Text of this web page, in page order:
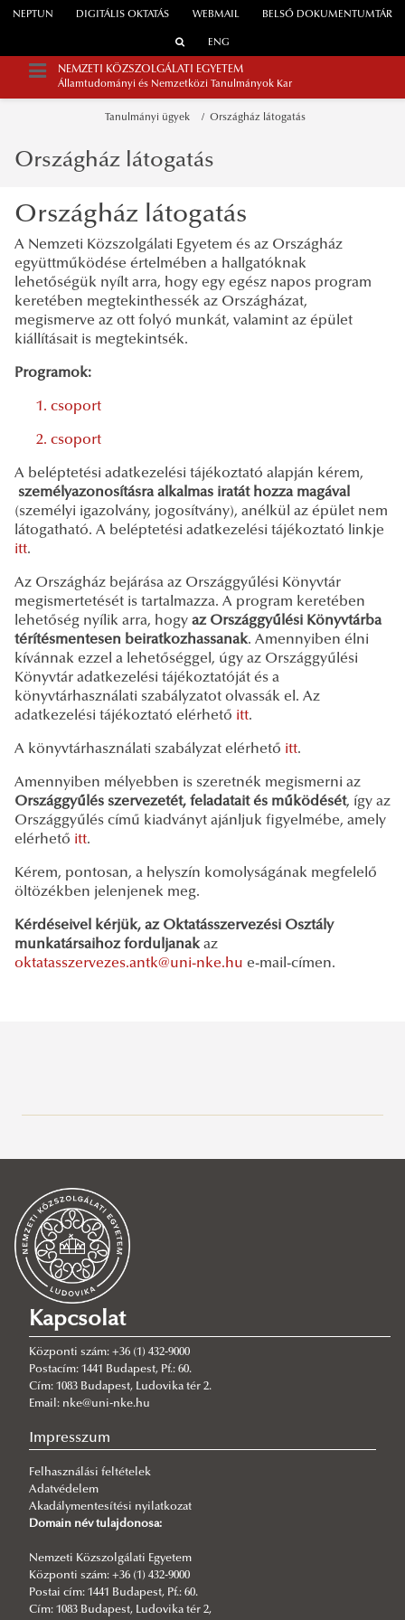
WEBMAIL
NEPTUN DIGITÁLIS OKTATÁS BELSŐ DOKUMENTUMTÁR
ENG
NEMZETI KÖZSZOLGÁLATI EGYETEM
Államtudományi és Nemzetközi Tanulmányok Kar
Tanulmányi ügyek Országház látogatás
INFORMÁCIÓK GÓLYÁKNAK
Tanulmányi Osztály
Ügyfélfogadás
Elérhetőségek
Tanulmányi ügyek
Tanév rendje
2026/2027. tanév rendje
Tájékoztatók
Neptun
Tájékoztatók, információk
Szakdolgozat/Diplomamunka
Záróvizsga
Általános záróvizsga információk
Aktuális felkészülési kérdéssorok és olvasmánylisták
Korábbi felkészülési kérdéssorok és olvasmánylisták
Modulválasztás
Nyelvi kurzusok alóli felmentés
Általános nyelvi kurzusok alóli felmentés
Szaknyelvi kurzusok alóli felmentés
Órarend és idősávok
Országház látogatás
Nemzetközi igazgatási BA szakmai kirándulások
Tantervek
Alapképzés
Szakmai gyakorlat
Országház látogatás
Országház látogatás
A Nemzeti Közszolgálati Egyetem és az Országház
együttműködése értelmében a hallgatóknak
lehetőségük nyílt arra, hogy egy egész napos program
keretében megtekinthessék az Országházat,
megismerve az ott folyó munkát, valamint az épület
kiállításait is megtekintsék.
Programok:
1. csoport
2. csoport
A beléptetési adatkezelési tájékoztató alapján kérem,
személyazonosításra alkalmas iratát hozza magával
(személyi igazolvány, jogosítvány), anélkül az épület nem
látogatható. A beléptetési adatkezelési tájékoztató linkje
itt.
Az Országház bejárása az Országgyűlési Könyvtár
megismertetését is tartalmazza. A program keretében
lehetőség nyílik arra, hogy az Országgyűlési Könyvtárba
térítésmentesen beiratkozhassanak. Amennyiben élni
kívánnak ezzel a lehetőséggel, úgy az Országgyűlési
Könyvtár adatkezelési tájékoztatóját és a
könyvtárhasználati szabályzatot olvassák el. Az
adatkezelési tájékoztató elérhető itt.
A könyvtárhasználati szabályzat elérhető itt.
Amennyiben mélyebben is szeretnék megismerni az
Országgyűlés szervezetét, feladatait és működését, így az
Országgyűlés című kiadványt ajánljuk figyelmébe, amely
elérhető itt.
Kérem, pontosan, a helyszín komolyságának megfelelő
öltözékben jelenjenek meg.
Kérdéseivel kérjük, az Oktatásszervezési Osztály
munkatársaihoz forduljanakaz
oktatasszervezes.antk@uni-nke.hu e-mail-címen.
Kapcsolat
Központi szám: +36 (1) 432-9000
Postacím: 1441 Budapest, Pf.: 60.
Cím: 1083 Budapest, Ludovika tér 2.
Email: nke@uni-nke.hu
Impresszum
Felhasználási feltételek
Adatvédelem
Akadálymentesítési nyilatkozat
Domain név tulajdonosa:
Nemzeti Közszolgálati Egyetem
Központi szám: +36 (1) 432-9000
Postai cím: 1441 Budapest, Pf.: 60.
Cím: 1083 Budapest, Ludovika tér 2,